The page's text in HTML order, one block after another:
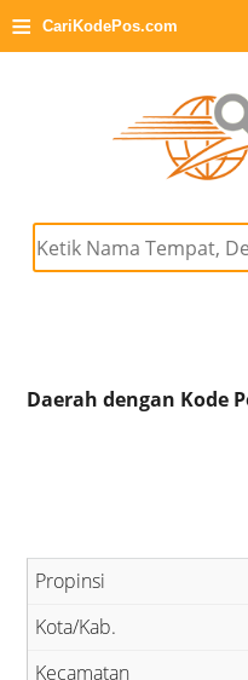
≡ CariKodePos.com
Daerah dengan Kode